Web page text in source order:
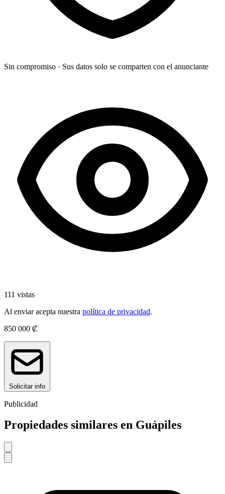
Sin compromiso · Sus datos solo se comparten con el anunciante
111 vistas
Al enviar acepta nuestra política de privacidad.
850 000 ₡
Solicitar info
Publicidad
Propiedades similares en Guápiles